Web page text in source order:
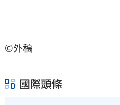
©外稿
國際頭條